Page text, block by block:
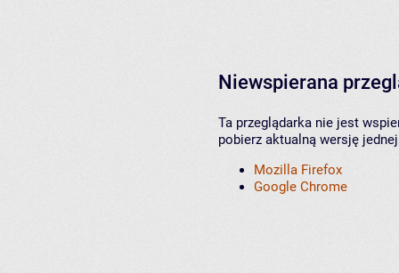
Niewspierana
Ta przeglądarka nie jest
pobierz aktualną wersję
Mozilla Firefox
Google Chrome